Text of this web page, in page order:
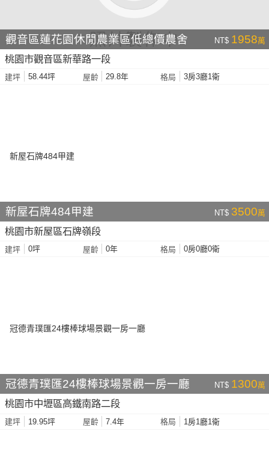
觀音區蓮花園休閒農業區低總價農舍 NT$ 1958萬
桃園市觀音區新華路一段
建坪 58.44坪 屋齡 29.8年 格局 3房3廳1衛
新屋石牌484甲建 NT$ 3500萬
桃園市新屋區石牌嶺段
建坪 0坪 屋齡 0年 格局 0房0廳0衛
冠德青璞匯24樓棒球場景觀一房一廳 NT$ 1300萬
桃園市中壢區高鐵南路二段
建坪 19.95坪 屋齡 7.4年 格局 1房1廳1衛